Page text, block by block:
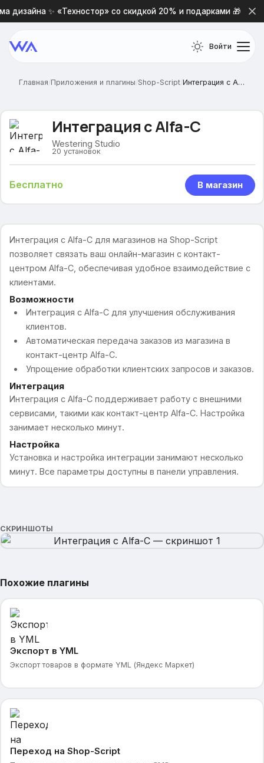
дизайна ✨ «Техностор» со скидкой 20% и подарками 🎁
Войти
Главная/Приложения и плагины/Shop-Script/ Интеграция с Alfa-C
Интеграция с Alfa-C
Westering Studio
20 установок
Бесплатно В магазин
Интеграция с Alfa-C для магазинов на Shop-Script
позволяет связать ваш онлайн-магазин с контакт-
центром Alfa-C, обеспечивая удобное взаимодействие с
клиентами.
Возможности
Интеграция с Alfa-C для улучшения обслуживания
клиентов.
Автоматическая передача заказов из магазина в
контакт-центр Alfa-C.
Упрощение обработки клиентских запросов и заказов.
Интеграция
Интеграция с Alfa-C поддерживает работу с внешними
сервисами, такими как контакт-центр Alfa-C. Настройка
занимает несколько минут.
Настройка
Установка и настройка интеграции занимают несколько
минут. Все параметры доступны в панели управления.
СКРИНШОТЫ
Похожие плагины
Экспорт в YML
Экспорт товаров в формате YML (Яндекс Маркет)
Переход на Shop-Script